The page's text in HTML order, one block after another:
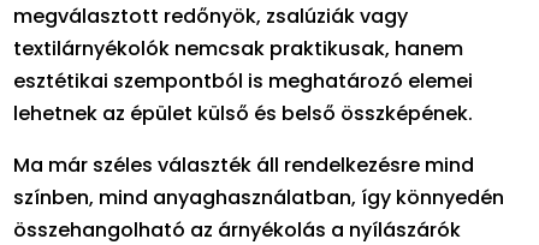
megválasztott redőnyök, zsalúziák vagy
textilárnyékolók nemcsak praktikusak, hanem
esztétikai szempontból is meghatározó elemei
lehetnek az épület külső és belső összképének.
Ma már széles választék áll rendelkezésre mind
színben, mind anyaghasználatban, így könnyedén
összehangolható az árnyékolás a nyílászárók